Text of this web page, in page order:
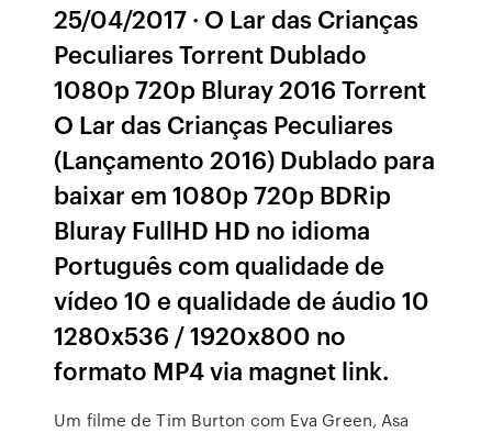
25/04/2017 · O Lar das Crianças
Peculiares Torrent Dublado
1080p 720p Bluray 2016 Torrent
O Lar das Crianças Peculiares
(Lançamento 2016) Dublado para
baixar em 1080p 720p BDRip
Bluray FullHD HD no idioma
Português com qualidade de
vídeo 10 e qualidade de áudio 10
1280x536 / 1920x800 no
formato MP4 via magnet link.
Um filme de Tim Burton com Eva Green, Asa